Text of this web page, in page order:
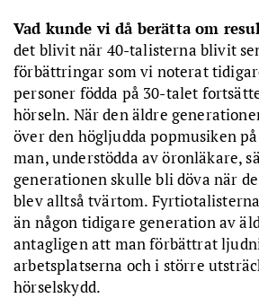
Vad kunde vi då berätta om
det blivit när 40-talisterna blivit
förbättringar som vi noterat
personer födda på 30-talet
hörseln. När den äldre
över den högljudda popmusiken
man, understödda av öronläkare,
generationen skulle bli döva när
blev alltså tvärtom.
än någon tidigare generation av
antagligen att man förbättrat
arbetsplatserna och i större
hörselskydd.